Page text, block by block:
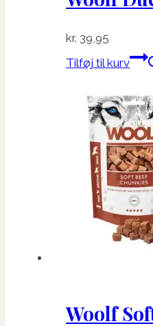
kr. 39,95
Tilføj til kurv
Woolf